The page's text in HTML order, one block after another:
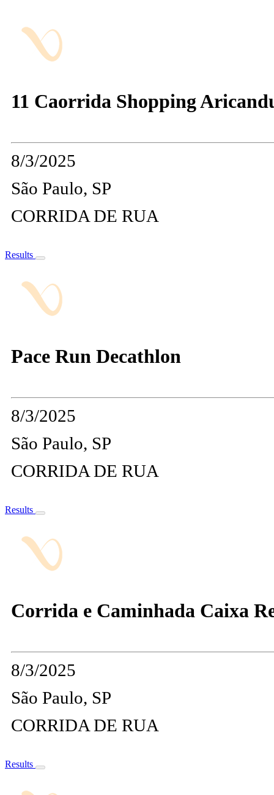
11 Caorrida Shopping
8/3/2025
São Paulo, SP
CORRIDA DE RUA
Results
Pace Run Decathlon
8/3/2025
São Paulo, SP
CORRIDA DE RUA
Results
Corrida e Caminhada Caixa
8/3/2025
São Paulo, SP
CORRIDA DE RUA
Results